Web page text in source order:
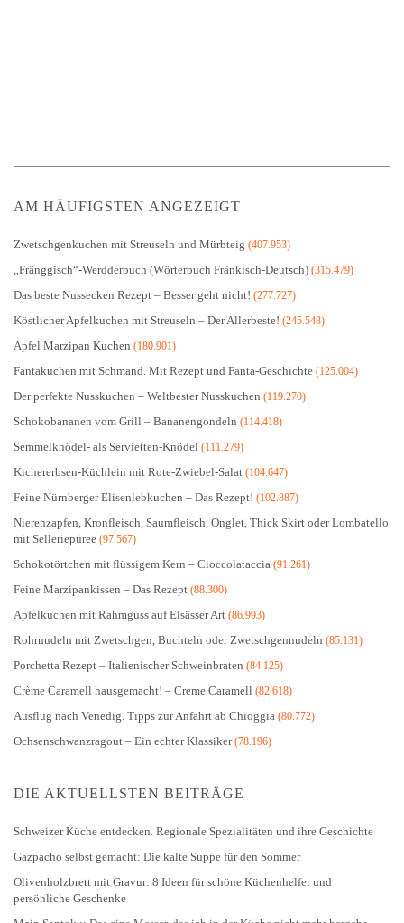
AM HÄUFIGSTEN ANGEZEIGT
Zwetschgenkuchen mit Streuseln und Mürbteig (407.953)
„Fränggisch“-Werdderbuch (Wörterbuch Fränkisch-Deutsch) (315.479)
Das beste Nussecken Rezept – Besser geht nicht! (277.727)
Köstlicher Apfelkuchen mit Streuseln – Der Allerbeste! (245.548)
Apfel Marzipan Kuchen (180.901)
Fantakuchen mit Schmand. Mit Rezept und Fanta-Geschichte (125.004)
Der perfekte Nusskuchen – Weltbester Nusskuchen (119.270)
Schokobananen vom Grill – Bananengondeln (114.418)
Semmelknödel- als Servietten-Knödel (111.279)
Kichererbsen-Küchlein mit Rote-Zwiebel-Salat (104.647)
Feine Nürnberger Elisenlebkuchen – Das Rezept! (102.887)
Nierenzapfen, Kronfleisch, Saumfleisch, Onglet, Thick Skirt oder Lombatello
mit Selleriepüree (97.567)
Schokotörtchen mit flüssigem Kern – Cioccolataccia (91.261)
Feine Marzipankissen – Das Rezept (88.300)
Apfelkuchen mit Rahmguss auf Elsässer Art (86.993)
Rohrnudeln mit Zwetschgen, Buchteln oder Zwetschgennudeln (85.131)
Porchetta Rezept – Italienischer Schweinbraten (84.125)
Crème Caramell hausgemacht! – Creme Caramell (82.618)
Ausflug nach Venedig. Tipps zur Anfahrt ab Chioggia (80.772)
Ochsenschwanzragout – Ein echter Klassiker(78.196)
DIE AKTUELLSTEN BEITRÄGE
Schweizer Küche entdecken. Regionale Spezialitäten und ihre Geschichte
Gazpacho selbst gemacht: Die kalte Suppe für den Sommer
Olivenholzbrett mit Gravur: 8 Ideen für schöne Küchenhelfer und
persönliche Geschenke